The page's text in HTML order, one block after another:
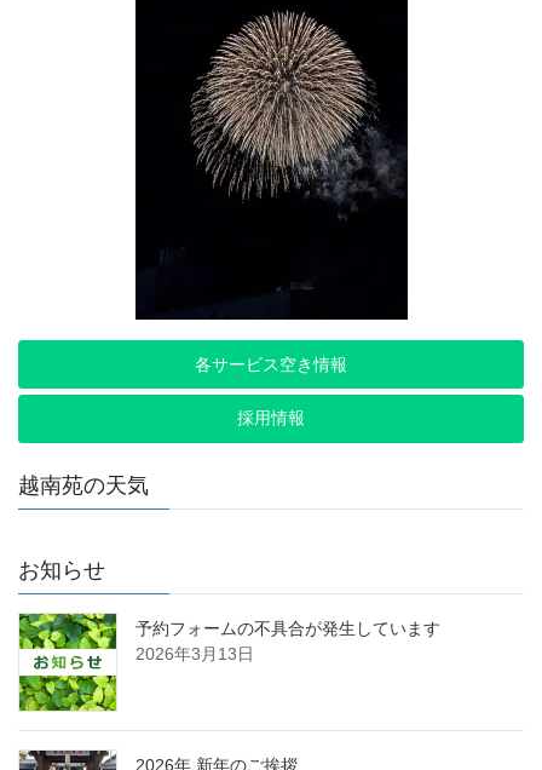
各サービス空き情報
採用情報
越南苑の天気
お知らせ
予約フォームの不具合が発生しています
2026年3月13日
2026年 新年のご挨拶